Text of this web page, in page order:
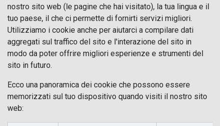
nostro sito web (le pagine che hai visitato), la tua lingua e il
tuo paese, il che ci permette di fornirti servizi migliori.
Utilizziamo i cookie anche per aiutarci a compilare dati
aggregati sul traffico del sito e l'interazione del sito in
modo da poter offrire migliori esperienze e strumenti del
sito in futuro.
Ecco una panoramica dei cookie che possono essere
memorizzati sul tuo dispositivo quando visiti il nostro sito
web: